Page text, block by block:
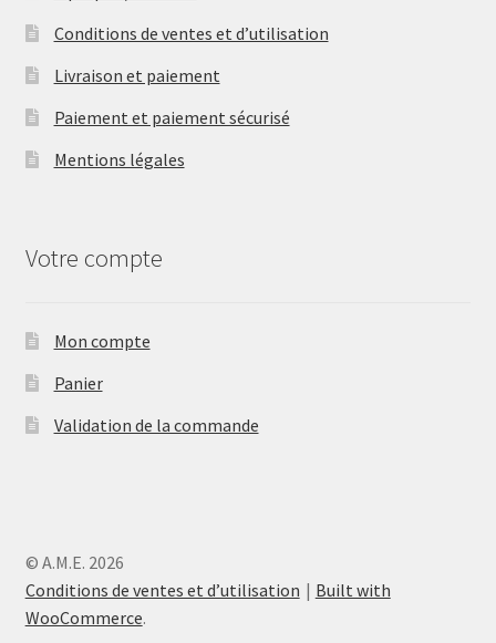
Conditions de ventes et d’utilisation
Livraison et paiement
Paiement et paiement sécurisé
Mentions légales
Votre compte
Mon compte
Panier
Validation de la commande
© A.M.E. 2026
Conditions de ventes et d’utilisation
Built with
WooCommerce.